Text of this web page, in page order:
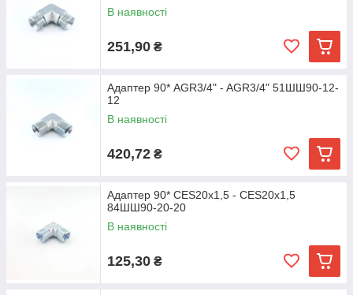
В наявності
251,90 ₴
Адаптер 90* AGR3/4" - AGR3/4" 51ШШ90-12-
12
В наявності
420,72 ₴
Адаптер 90* CES20х1,5 - CES20х1,5
84ШШ90-20-20
В наявності
125,30 ₴